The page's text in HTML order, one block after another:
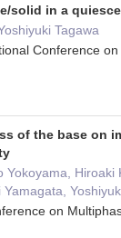
solid in a
Tagawa
Conference
of the base on
Yokoyama, Hiroaki
on